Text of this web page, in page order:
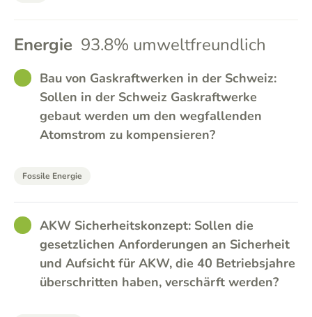
Energie 93.8% umweltfreundlich
GOODBau von Gaskraftwerken in der Schweiz:
Sollen in der Schweiz Gaskraftwerke
gebaut werden um den wegfallenden
Atomstrom zu kompensieren?
Fossile Energie
GOODAKW Sicherheitskonzept: Sollen die
gesetzlichen Anforderungen an Sicherheit
und Aufsicht für AKW, die 40 Betriebsjahre
überschritten haben, verschärft werden?